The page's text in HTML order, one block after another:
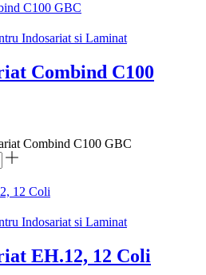
Indosariat si Laminat
Combind C100
Combind C100 GBC
Indosariat si Laminat
EH.12, 12 Coli